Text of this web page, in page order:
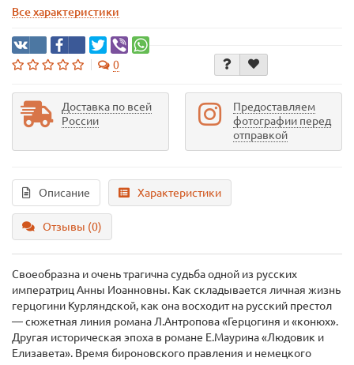
Все характеристики
0
Доставка по всей
России
Предоставляем
фотографии перед
отправкой
Описание Характеристики
Отзывы (0)
Своеобразна и очень трагична судьба одной из русских
императриц Анны Иоанновны. Как складывается личная жизнь
герцогини Курляндской, как она восходит на русский престол
— сюжетная линия романа Л.Антропова «Герцогиня и «конюх».
Другая историческая эпоха в романе Е.Маурина «Людовик и
Елизавета». Время бироновского правления и немецкого